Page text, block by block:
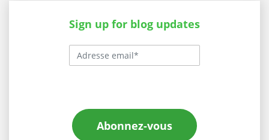
Sign up for blog updates
Abonnez-vous